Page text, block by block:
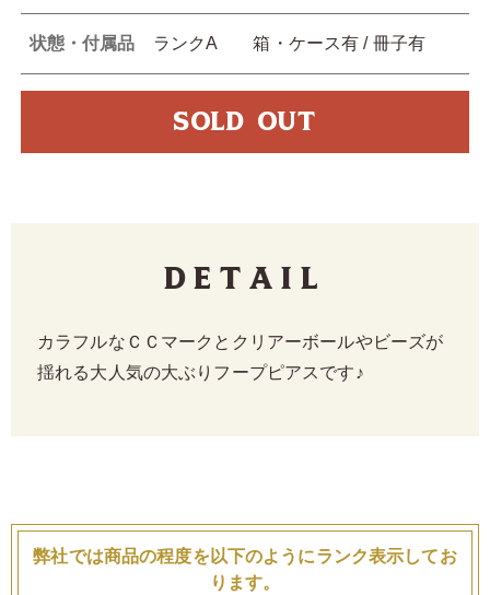
状態・付属品 ランクA 箱・ケース有 / 冊子有
SOLD OUT
Detail
カラフルなＣＣマークとクリアーボールやビーズが
揺れる大人気の大ぶりフープピアスです♪
弊社では商品の程度を以下のようにランク表示してお
ります。